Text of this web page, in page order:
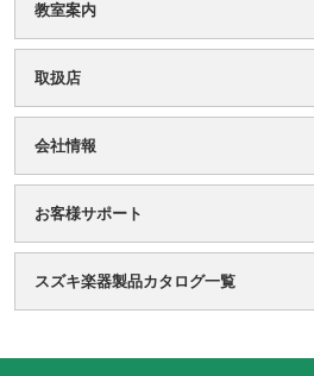
教室案内
取扱店
会社情報
お客様サポート
スズキ楽器製品カタログ一覧